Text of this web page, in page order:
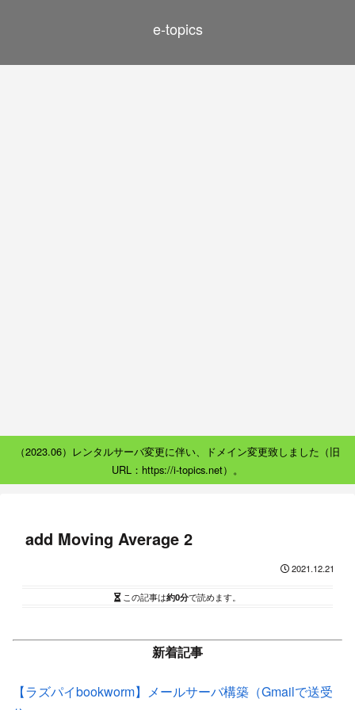
e-topics
（2023.06）レンタルサーバ変更に伴い、ドメイン変更致しました（旧
URL：https://i-topics.net）。
add Moving Average 2
2021.12.21
この記事は約0分で読めます。
新着記事
【ラズパイbookworm】メールサーバ構築（Gmailで送受